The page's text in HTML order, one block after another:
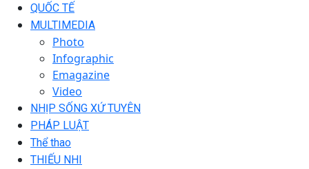
QUỐC TẾ
MULTIMEDIA
Photo
Infographic
Emagazine
Video
NHỊP SỐNG XỨ TUYÊN
PHÁP LUẬT
Thể thao
THIẾU NHI